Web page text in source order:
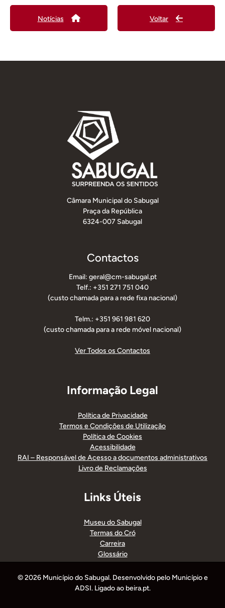
Notícias Voltar
Câmara Municipal do Sabugal
Praça da República
6324-007 Sabugal
Contactos
Email: geral@cm-sabugal.pt
Telf.: +351 271 751 040
(custo chamada para a rede fixa nacional)
Telm.: +351 961 981 620
(custo chamada para a rede móvel nacional)
Ver Todos os Contactos
Informação Legal
Política de Privacidade
Termos e Condições de Utilização
Política de Cookies
Acessibilidade
RAI – Responsável de Acesso a documentos administrativos
Livro de Reclamações
Links Úteis
Museu do Sabugal
Termas do Cró
Carreira
Glossário
© 2026 Município do Sabugal. Desenvolvido pelo Município e
ADSI. Ligado ao beira.pt.